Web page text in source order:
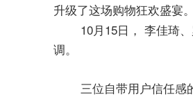
升级了这场购物狂欢盛宴。
10月15日， 李佳琦
调。
三位自带用户信任感